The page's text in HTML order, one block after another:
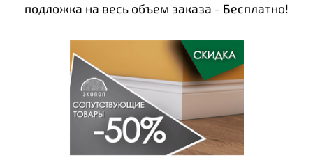
подложка на весь объем заказа - Бесплатно!